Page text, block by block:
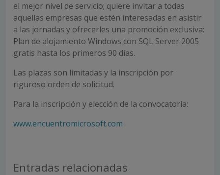
el mejor nivel de servicio; quiere invitar a todas
aquellas empresas que estén interesadas en asistir
a las jornadas y ofrecerles una promoción exclusiva:
Plan de alojamiento Windows con SQL Server 2005
gratis hasta los primeros 90 días.
Las plazas son limitadas y la inscripción por
riguroso orden de solicitud.
Para la inscripción y elección de la convocatoria:
www.encuentromicrosoft.com
Entradas relacionadas